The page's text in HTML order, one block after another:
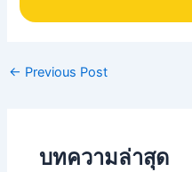
← Previous Post
บทความล่าสุด